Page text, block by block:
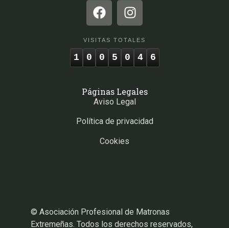
VISITAS TOTALES
1 0 0 5 0 4 6
Páginas Legales
Aviso Legal
Política de privacidad
Cookies
© Asociación Profesional de Matronas
Extremeñas. Todos los derechos reservados,